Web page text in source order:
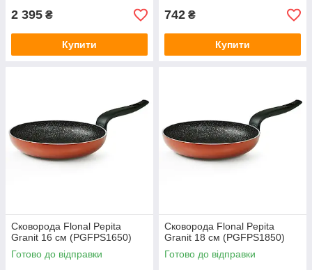
2 395 ₴
Купити
742 ₴
Купити
Сковорода Flonal Pepita
Granit 16 см (PGFPS1650)
Готово до відправки
Сковорода Flonal Pepita
Granit 18 см (PGFPS1850)
Готово до відправки